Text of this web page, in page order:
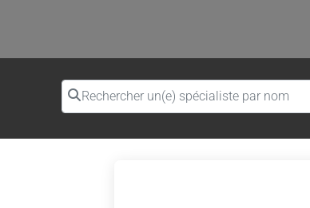
Rechercher un(e) spécialiste par nom